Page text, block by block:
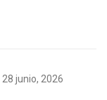
28 junio, 2026